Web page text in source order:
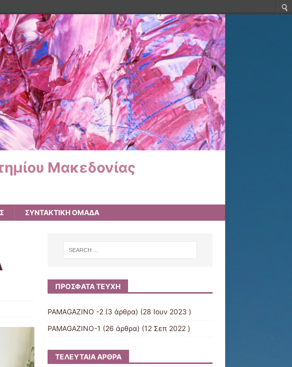
Μακεδονίας
ΣΥΝΤΑΚΤΙΚΗ ΟΜΑΔΑ
ΠΡΌΣΦΑΤΑ ΤΕΎΧΗ
PAMAGAZINO -2(3 άρθρα) (28 Ιουν 2023 )
PAMAGAZINO-1 (26 άρθρα) (12 Σεπ 2022 )
ΤΕΛΕΥΤΑΊΑ ΆΡΘΡΑ